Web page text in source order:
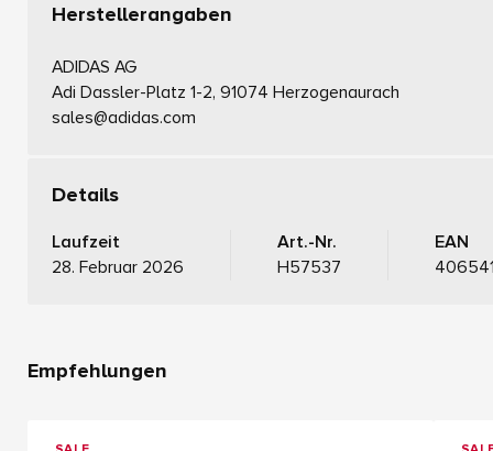
Herstellerangaben
ADIDAS AG
Adi Dassler-Platz 1-2, 91074 Herzogenaurach
sales@adidas.com
Details
Laufzeit
28. Februar 2026
Art.-Nr.
H57537
EAN
Empfehlungen